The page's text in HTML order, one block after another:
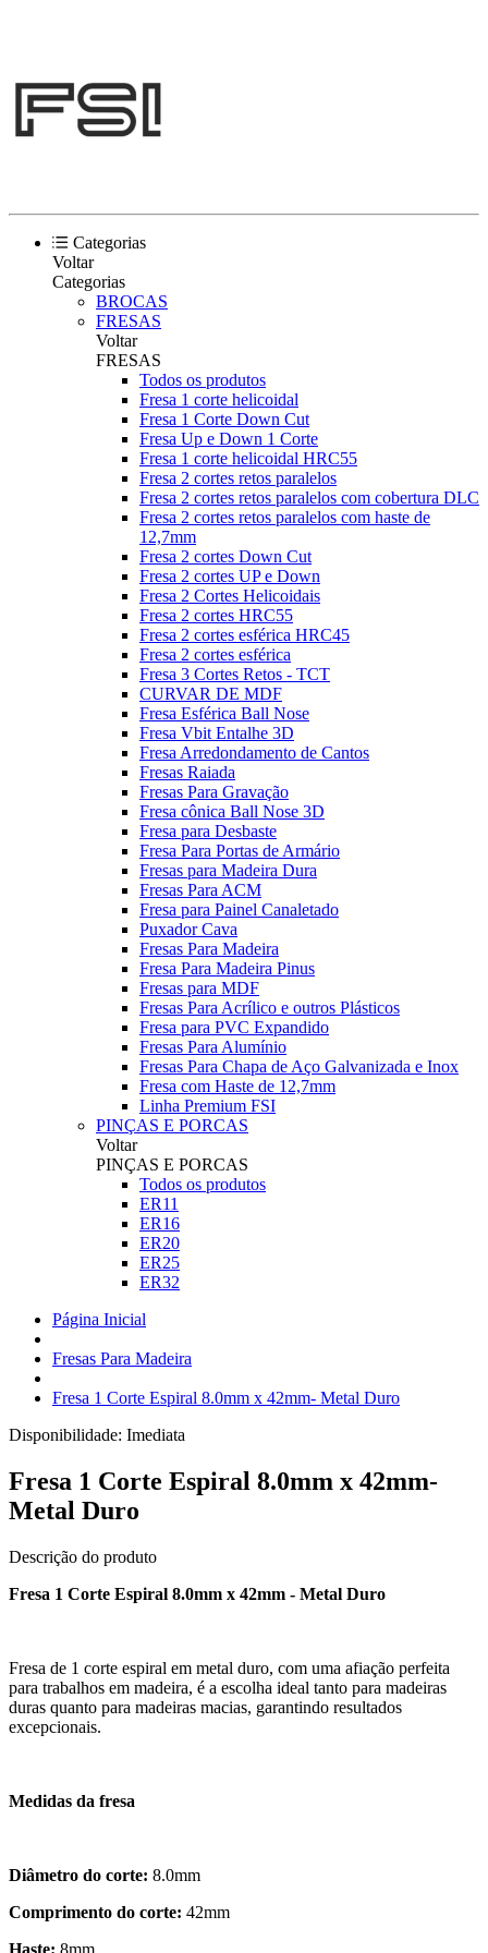
Categorias
Voltar
Categorias
BROCAS
FRESAS
Voltar
FRESAS
Todos os produtos
Fresa 1 corte helicoidal
Fresa 1 Corte Down Cut
Fresa Up e Down 1 Corte
Fresa 1 corte helicoidal HRC55
Fresa 2 cortes retos paralelos
Fresa 2 cortes retos paralelos com cobertura DLC
Fresa 2 cortes retos paralelos com haste de
12,7mm
Fresa 2 cortes Down Cut
Fresa 2 cortes UP e Down
Fresa 2 Cortes Helicoidais
Fresa 2 cortes HRC55
Fresa 2 cortes esférica HRC45
Fresa 2 cortes esférica
Fresa 3 Cortes Retos - TCT
CURVAR DE MDF
Fresa Esférica Ball Nose
Fresa Vbit Entalhe 3D
Fresa Arredondamento de Cantos
Fresas Raiada
Fresas Para Gravação
Fresa cônica Ball Nose 3D
Fresa para Desbaste
Fresa Para Portas de Armário
Fresas para Madeira Dura
Fresas Para ACM
Fresa para Painel Canaletado
Puxador Cava
Fresas Para Madeira
Fresa Para Madeira Pinus
Fresas para MDF
Fresas Para Acrílico e outros Plásticos
Fresa para PVC Expandido
Fresas Para Alumínio
Fresas Para Chapa de Aço Galvanizada e Inox
Fresa com Haste de 12,7mm
Linha Premium FSI
PINÇAS E PORCAS
Voltar
PINÇAS E PORCAS
Todos os produtos
ER11
ER16
ER20
ER25
ER32
Página Inicial
Fresas Para Madeira
Fresa 1 Corte Espiral 8.0mm x 42mm- Metal Duro
Disponibilidade: Imediata
Fresa 1 Corte Espiral 8.0mm x 42mm-
Metal Duro
Descrição do produto
Fresa 1 Corte Espiral 8.0mm x 42mm - Metal Duro
Fresa de 1 corte espiral em metal duro, com uma afiação perfeita
para trabalhos em madeira, é a escolha ideal tanto para madeiras
duras quanto para madeiras macias, garantindo resultados
excepcionais.
Medidas da fresa
Diâmetro do corte: 8.0mm
Comprimento do corte: 42mm
Haste: 8mm